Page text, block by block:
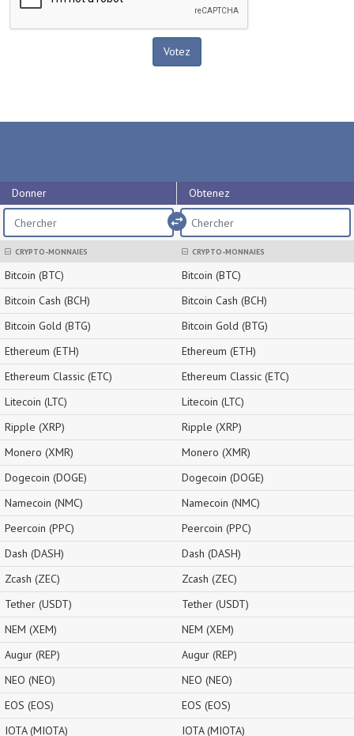
Donner Obtenez
import_export
CRYPTO-MONNAIES
Bitcoin (BTC)
Bitcoin Cash (BCH)
Bitcoin Gold (BTG)
Ethereum (ETH)
Ethereum Classic (ETC)
Litecoin (LTC)
Ripple (XRP)
Monero (XMR)
Dogecoin (DOGE)
Namecoin (NMC)
Peercoin (PPC)
Dash (DASH)
Zcash (ZEC)
Tether (USDT)
NEM (XEM)
Augur (REP)
NEO (NEO)
EOS (EOS)
IOTA (MIOTA)
CRYPTO-MONNAIES
Bitcoin (BTC)
Bitcoin Cash (BCH)
Bitcoin Gold (BTG)
Ethereum (ETH)
Ethereum Classic (ETC)
Litecoin (LTC)
Ripple (XRP)
Monero (XMR)
Dogecoin (DOGE)
Namecoin (NMC)
Peercoin (PPC)
Dash (DASH)
Zcash (ZEC)
Tether (USDT)
NEM (XEM)
Augur (REP)
NEO (NEO)
EOS (EOS)
IOTA (MIOTA)